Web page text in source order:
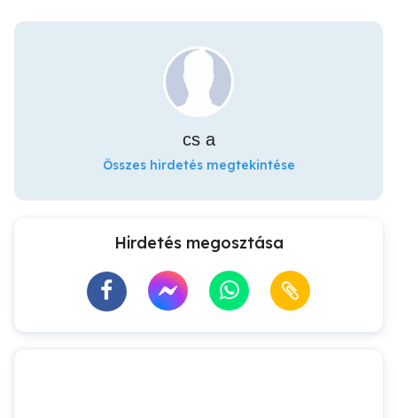
cs a
Összes hirdetés megtekintése
Hirdetés megosztása